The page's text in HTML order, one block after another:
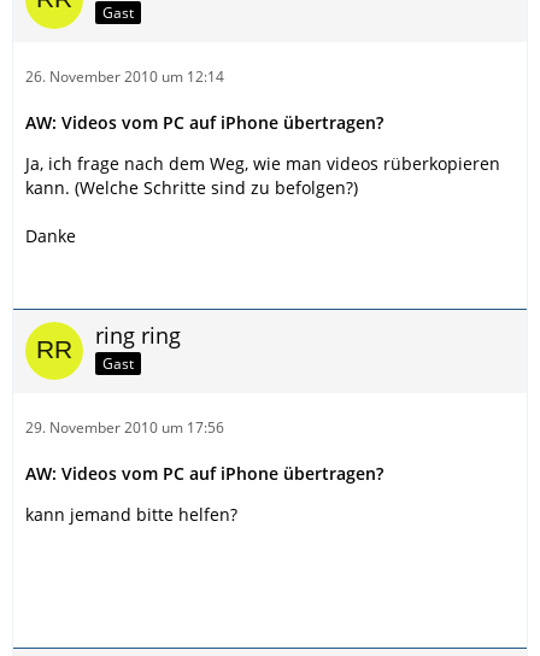
Gast
26. November 2010 um 12:14
AW: Videos vom PC auf iPhone übertragen?
Ja, ich frage nach dem Weg, wie man videos rüberkopieren
kann. (Welche Schritte sind zu befolgen?)
Danke
ring ring
Gast
29. November 2010 um 17:56
AW: Videos vom PC auf iPhone übertragen?
kann jemand bitte helfen?